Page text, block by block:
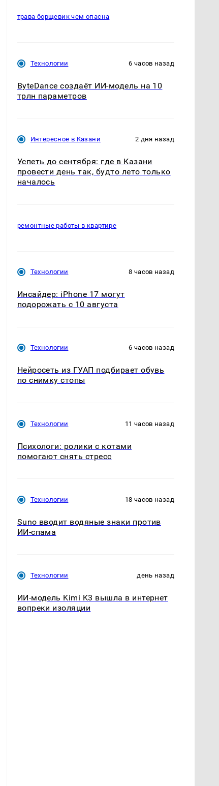
трава борщевик чем опасна
Технологии 6 часов назад
ByteDance создаёт ИИ-модель на 10
трлн параметров
Интересное в Казани 2 дня назад
Успеть до сентября: где в Казани
провести день так, будто лето только
началось
ремонтные работы в квартире
Технологии 8 часов назад
Инсайдер: iPhone 17 могут
подорожать с 10 августа
Технологии 6 часов назад
Нейросеть из ГУАП подбирает обувь
по снимку стопы
Технологии 11 часов назад
Психологи: ролики с котами
помогают снять стресс
Технологии 18 часов назад
Suno вводит водяные знаки против
ИИ-спама
Технологии день назад
ИИ-модель Kimi K3 вышла в интернет
вопреки изоляции